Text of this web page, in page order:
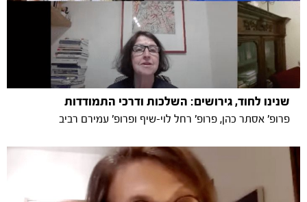
שנינו לחוד, גירושים: השלכות ודרכי התמודדות
פרופ' אסתר כהן, פרופ' רחל לוי-שיף ופרופ' עמירם רביב